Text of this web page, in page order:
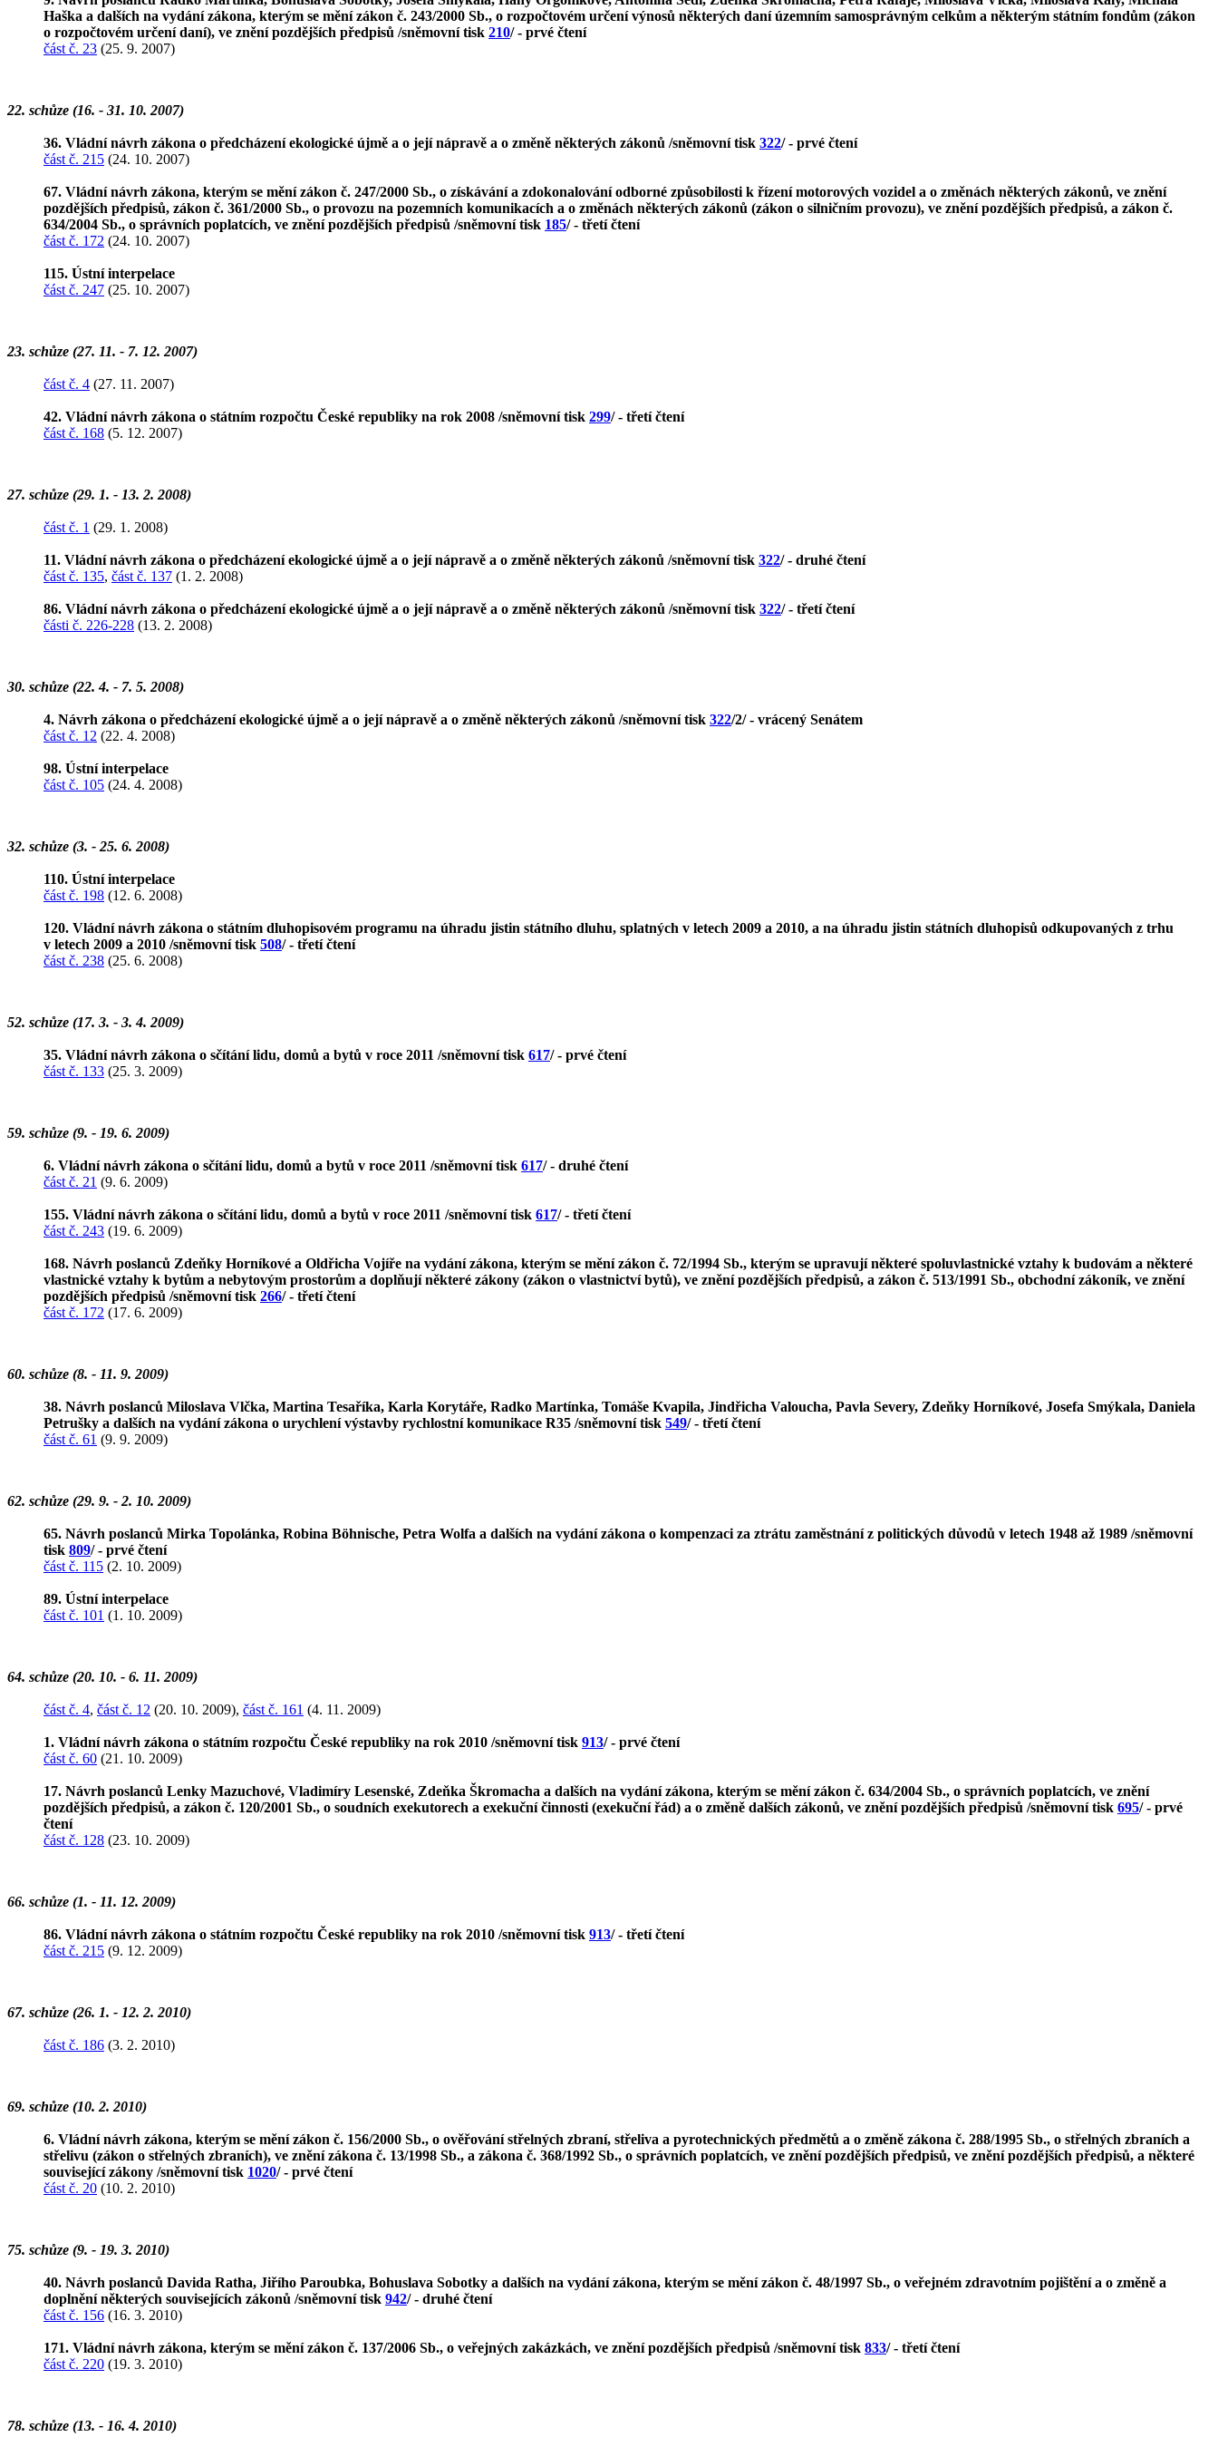
Haška a dalších na vydání zákona, kterým se mění zákon č. 243/2000 Sb., o rozpočtovém určení výnosů některých daní územním samosprávným celkům a některým státním fondům (zákon
o rozpočtovém určení daní), ve znění pozdějších předpisů /sněmovní tisk 210/ - prvé čtení
část č. 23 (25. 9. 2007)
22. schůze (16. - 31. 10. 2007)
36. Vládní návrh zákona o předcházení ekologické újmě a o její nápravě a o změně některých zákonů /sněmovní tisk 322/ - prvé čtení
část č. 215 (24. 10. 2007)
67. Vládní návrh zákona, kterým se mění zákon č. 247/2000 Sb., o získávání a zdokonalování odborné způsobilosti k řízení motorových vozidel a o změnách některých zákonů, ve znění
pozdějších předpisů, zákon č. 361/2000 Sb., o provozu na pozemních komunikacích a o změnách některých zákonů (zákon o silničním provozu), ve znění pozdějších předpisů, a zákon č.
634/2004 Sb., o správních poplatcích, ve znění pozdějších předpisů /sněmovní tisk 185/ - třetí čtení
část č. 172 (24. 10. 2007)
115. Ústní interpelace
část č. 247 (25. 10. 2007)
23. schůze (27. 11. - 7. 12. 2007)
část č. 4 (27. 11. 2007)
42. Vládní návrh zákona o státním rozpočtu České republiky na rok 2008 /sněmovní tisk 299/ - třetí čtení
část č. 168 (5. 12. 2007)
27. schůze (29. 1. - 13. 2. 2008)
část č. 1 (29. 1. 2008)
11. Vládní návrh zákona o předcházení ekologické újmě a o její nápravě a o změně některých zákonů /sněmovní tisk 322/ - druhé čtení
část č. 135, část č. 137 (1. 2. 2008)
86. Vládní návrh zákona o předcházení ekologické újmě a o její nápravě a o změně některých zákonů /sněmovní tisk 322/ - třetí čtení
části č. 226-228 (13. 2. 2008)
30. schůze (22. 4. - 7. 5. 2008)
4. Návrh zákona o předcházení ekologické újmě a o její nápravě a o změně některých zákonů /sněmovní tisk 322/2/ - vrácený Senátem
část č. 12 (22. 4. 2008)
98. Ústní interpelace
část č. 105 (24. 4. 2008)
32. schůze (3. - 25. 6. 2008)
110. Ústní interpelace
část č. 198 (12. 6. 2008)
120. Vládní návrh zákona o státním dluhopisovém programu na úhradu jistin státního dluhu, splatných v letech 2009 a 2010, a na úhradu jistin státních dluhopisů odkupovaných z trhu
v letech 2009 a 2010 /sněmovní tisk 508/ - třetí čtení
část č. 238 (25. 6. 2008)
52. schůze (17. 3. - 3. 4. 2009)
35. Vládní návrh zákona o sčítání lidu, domů a bytů v roce 2011 /sněmovní tisk 617/ - prvé čtení
část č. 133 (25. 3. 2009)
59. schůze (9. - 19. 6. 2009)
6. Vládní návrh zákona o sčítání lidu, domů a bytů v roce 2011 /sněmovní tisk 617/ - druhé čtení
část č. 21 (9. 6. 2009)
155. Vládní návrh zákona o sčítání lidu, domů a bytů v roce 2011 /sněmovní tisk 617/ - třetí čtení
část č. 243 (19. 6. 2009)
168. Návrh poslanců Zdeňky Horníkové a Oldřicha Vojíře na vydání zákona, kterým se mění zákon č. 72/1994 Sb., kterým se upravují některé spoluvlastnické vztahy k budovám a některé
vlastnické vztahy k bytům a nebytovým prostorům a doplňují některé zákony (zákon o vlastnictví bytů), ve znění pozdějších předpisů, a zákon č. 513/1991 Sb., obchodní zákoník, ve znění
pozdějších předpisů /sněmovní tisk 266/ - třetí čtení
část č. 172 (17. 6. 2009)
60. schůze (8. - 11. 9. 2009)
38. Návrh poslanců Miloslava Vlčka, Martina Tesaříka, Karla Korytáře, Radko Martínka, Tomáše Kvapila, Jindřicha Valoucha, Pavla Severy, Zdeňky Horníkové, Josefa Smýkala, Daniela
Petrušky a dalších na vydání zákona o urychlení výstavby rychlostní komunikace R35 /sněmovní tisk 549/ - třetí čtení
část č. 61 (9. 9. 2009)
62. schůze (29. 9. - 2. 10. 2009)
65. Návrh poslanců Mirka Topolánka, Robina Böhnische, Petra Wolfa a dalších na vydání zákona o kompenzaci za ztrátu zaměstnání z politických důvodů v letech 1948 až 1989 /sněmovní
tisk 809/ - prvé čtení
část č. 115 (2. 10. 2009)
89. Ústní interpelace
část č. 101 (1. 10. 2009)
64. schůze (20. 10. - 6. 11. 2009)
část č. 4, část č. 12 (20. 10. 2009), část č. 161 (4. 11. 2009)
1. Vládní návrh zákona o státním rozpočtu České republiky na rok 2010 /sněmovní tisk 913/ - prvé čtení
část č. 60 (21. 10. 2009)
17. Návrh poslanců Lenky Mazuchové, Vladimíry Lesenské, Zdeňka Škromacha a dalších na vydání zákona, kterým se mění zákon č. 634/2004 Sb., o správních poplatcích, ve znění
pozdějších předpisů, a zákon č. 120/2001 Sb., o soudních exekutorech a exekuční činnosti (exekuční řád) a o změně dalších zákonů, ve znění pozdějších předpisů /sněmovní tisk 695/ - prvé
čtení
část č. 128 (23. 10. 2009)
66. schůze (1. - 11. 12. 2009)
86. Vládní návrh zákona o státním rozpočtu České republiky na rok 2010 /sněmovní tisk 913/ - třetí čtení
část č. 215 (9. 12. 2009)
67. schůze (26. 1. - 12. 2. 2010)
část č. 186 (3. 2. 2010)
69. schůze (10. 2. 2010)
6. Vládní návrh zákona, kterým se mění zákon č. 156/2000 Sb., o ověřování střelných zbraní, střeliva a pyrotechnických předmětů a o změně zákona č. 288/1995 Sb., o střelných zbraních a
střelivu (zákon o střelných zbraních), ve znění zákona č. 13/1998 Sb., a zákona č. 368/1992 Sb., o správních poplatcích, ve znění pozdějších předpisů, ve znění pozdějších předpisů, a některé
související zákony /sněmovní tisk 1020/ - prvé čtení
část č. 20 (10. 2. 2010)
75. schůze (9. - 19. 3. 2010)
40. Návrh poslanců Davida Ratha, Jiřího Paroubka, Bohuslava Sobotky a dalších na vydání zákona, kterým se mění zákon č. 48/1997 Sb., o veřejném zdravotním pojištění a o změně a
doplnění některých souvisejících zákonů /sněmovní tisk 942/ - druhé čtení
část č. 156 (16. 3. 2010)
171. Vládní návrh zákona, kterým se mění zákon č. 137/2006 Sb., o veřejných zakázkách, ve znění pozdějších předpisů /sněmovní tisk 833/ - třetí čtení
část č. 220 (19. 3. 2010)
78. schůze (13. - 16. 4. 2010)